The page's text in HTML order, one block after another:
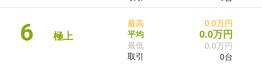
6 極上
最高
平均
最低
取引
0.0万円
0.0万円
0.0万円
0台